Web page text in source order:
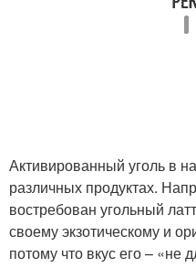
Активированный уголь в
различных продуктах.
востребован угольный
своему экзотическому и
потому что вкус его – «не